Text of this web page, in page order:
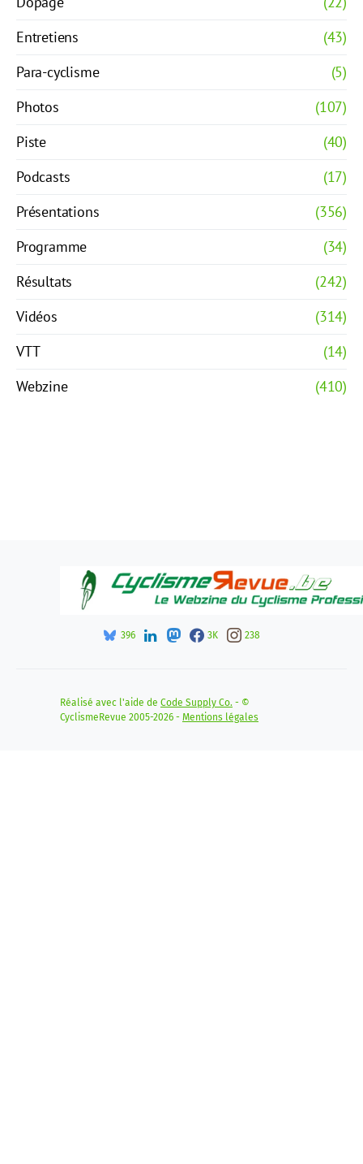
Entretiens
(43)
Para-cyclisme
(5)
Photos
(107)
Piste
(40)
Podcasts
(17)
Présentations
(356)
Programme
(34)
Résultats
(242)
Vidéos
(314)
VTT
(14)
Webzine
(410)
396 3K 238
Réalisé avec l'aide de Code Supply Co. - ©
CyclismeRevue 2005-2026 - Mentions légales